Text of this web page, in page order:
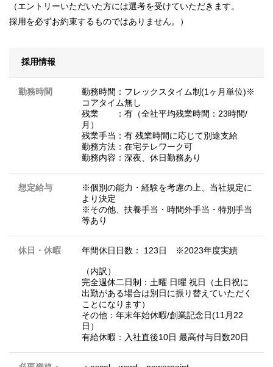
（エントリーいただいた方には選考を受けていただきます。
採用を必ずお約束するものではありません。）
採用情報
勤務時間
勤務時間：フレックスタイム制(1ヶ月単位)※
コアタイム無し
残業 ：有（全社平均残業時間：23時間/
月）
残業手当：有 残業時間に応じて別途支給
勤務方法：在宅テレワーク可
勤務内容：深夜、休日勤務あり
想定給与
※個別の能力・経験を考慮の上、当社規定に
より決定
※その他、扶養手当・時間外手当・特別手当
等あり
休日・休暇 年間休日日数： 123日 ※2023年度実績
（内訳）
完全週休二日制：土曜 日曜 祝日（土日祝に
出勤がある場合は別日に振り替えていただく
ことになります）
その他：年末年始休暇/創業記念日(11月22
日）
有給休暇：入社直後10日 最高付与日数20日